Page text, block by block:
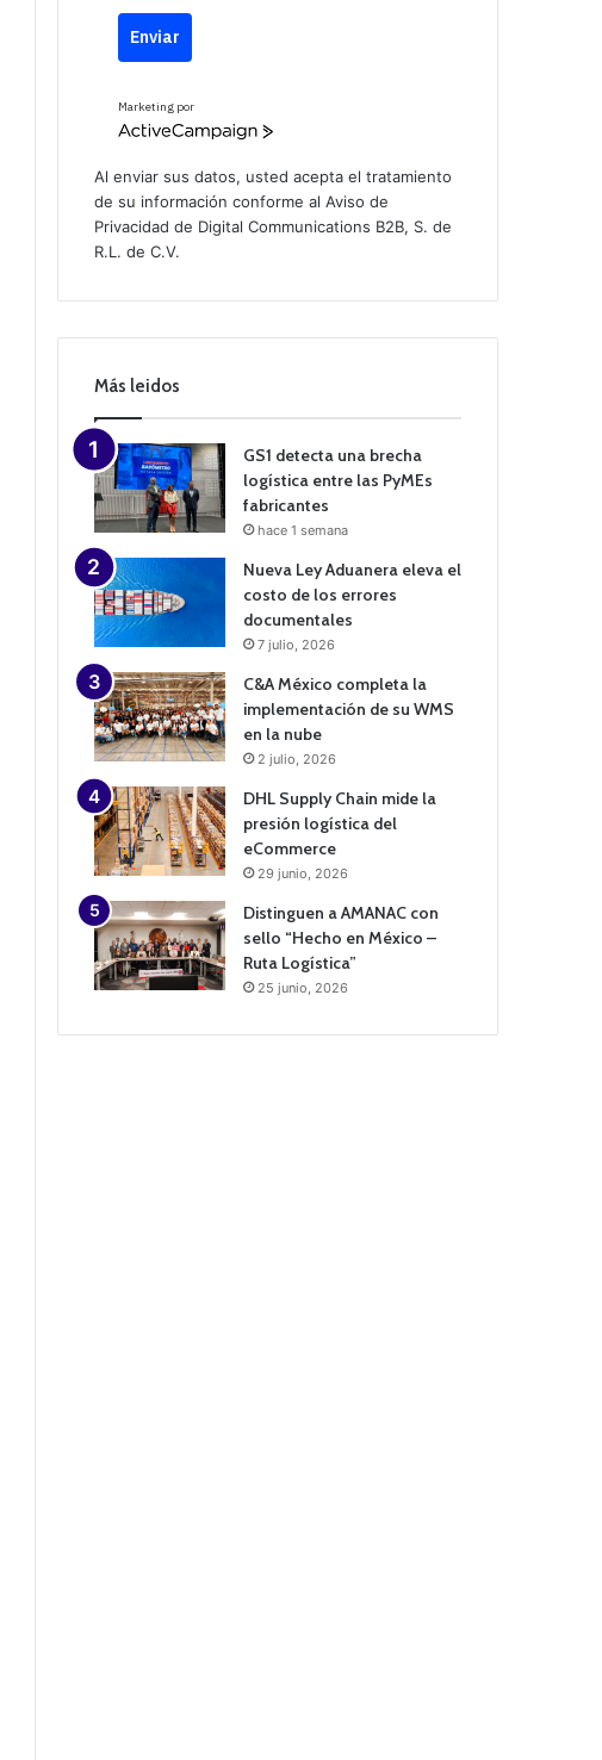
Enviar
Marketing por
A
v
e
p
i
n
Al enviar sus datos, usted acepta el tratamiento
de su información conforme alAviso de
Privacidad de Digital Communications B2B, S. de
R.L. de C.V.
Más leidos
GS1 detecta una brecha
logística entre las PyMEs
fabricantes
hace 1 semana
Nueva Ley Aduanera eleva el
costo de los errores
documentales
7 julio, 2026
C&A México completa la
implementación de su WMS
en la nube
2 julio, 2026
DHL Supply Chain mide la
presión logística del
eCommerce
29 junio, 2026
Distinguen a AMANAC con
sello “Hecho en México –
Ruta Logística”
25 junio, 2026